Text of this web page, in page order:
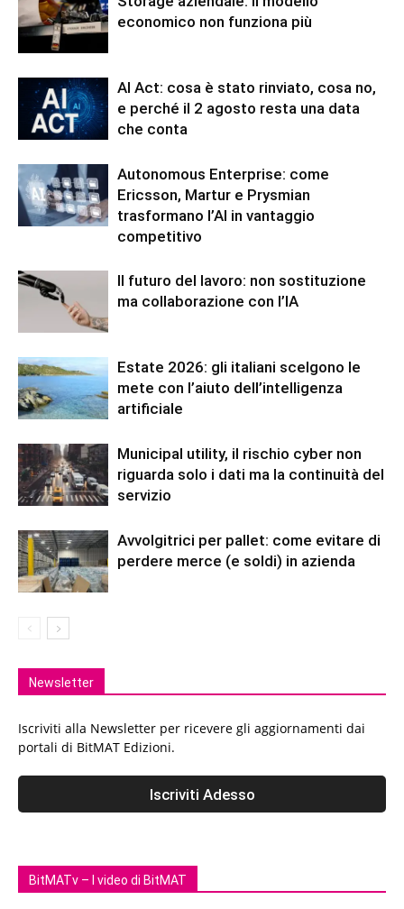
economico non funziona più
AI Act: cosa è stato rinviato, cosa no,
e perché il 2 agosto resta una data
che conta
Autonomous Enterprise: come
Ericsson, Martur e Prysmian
trasformano l’AI in vantaggio
competitivo
Il futuro del lavoro: non sostituzione
ma collaborazione con l’IA
Estate 2026: gli italiani scelgono le
mete con l’aiuto dell’intelligenza
artificiale
Municipal utility, il rischio cyber non
riguarda solo i dati ma la continuità del
servizio
Avvolgitrici per pallet: come evitare di
perdere merce (e soldi) in azienda
Newsletter
Iscriviti alla Newsletter per ricevere gli aggiornamenti dai
portali di BitMAT Edizioni.
BitMATv – I video di BitMAT